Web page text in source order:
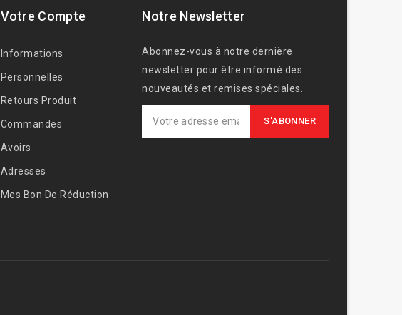
Votre Compte
Informations
Personnelles
Retours Produit
Commandes
Avoirs
Adresses
Mes Bon De Réduction
Notre Newsletter
Abonnez-vous à notre dernière
newsletter pour être informé des
nouveautés et remises spéciales.